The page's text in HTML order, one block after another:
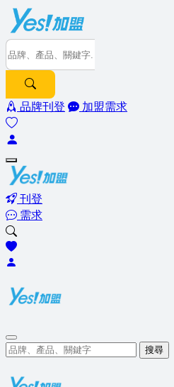
品牌刊登 加盟需求
刊登
需求
搜尋